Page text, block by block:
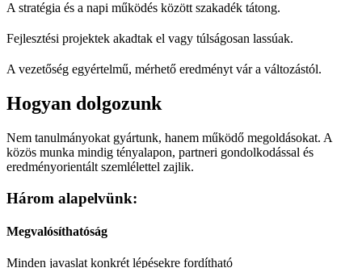
A stratégia és a napi működés között szakadék tátong.
Fejlesztési projektek akadtak el vagy túlságosan lassúak.
A vezetőség egyértelmű, mérhető eredményt vár a változástól.
Hogyan dolgozunk
Nem tanulmányokat gyártunk, hanem működő megoldásokat. A
közös munka mindig tényalapon, partneri gondolkodással és
eredményorientált szemlélettel zajlik.
Három alapelvünk:
Megvalósíthatóság
Minden javaslat konkrét lépésekre fordítható